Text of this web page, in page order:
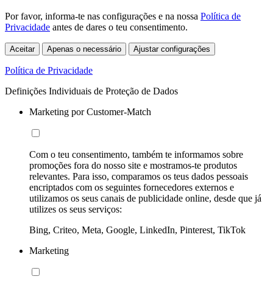
Por favor, informa-te nas configurações e na nossa Política de
Privacidade antes de dares o teu consentimento.
Aceitar Apenas o necessário Ajustar configurações
Política de Privacidade
Definições Individuais de Proteção de Dados
Marketing por Customer-Match
Com o teu consentimento, também te informamos sobre
promoções fora do nosso site e mostramos-te produtos
relevantes. Para isso, comparamos os teus dados pessoais
encriptados com os seguintes fornecedores externos e
utilizamos os seus canais de publicidade online, desde que já
utilizes os seus serviços:
Bing, Criteo, Meta, Google, LinkedIn, Pinterest, TikTok
Marketing